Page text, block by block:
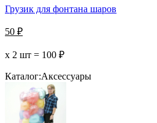
Грузик для фонтана шаров
50 ₽
х 2 шт = 100 ₽
Каталог:Аксессуары